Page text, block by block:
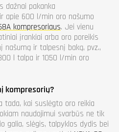
dažnai pakanka
apie 600 l/min oro našumo
kompresoriaus. Jei vienu
įrankiai arba oro poreikis
ir talpesnį baką, pvz.,
l talpa ir 1050 l/min oro
kompresorių?
tada, kai suslėgto oro reikia
naudojimui svarbūs ne tik
galia, slėgis, talpyklos dydis bei